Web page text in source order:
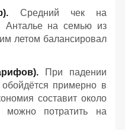
Средний чек на
Анталье на семью из
летом балансировал
При падении
примерно в
составит около
потратить на